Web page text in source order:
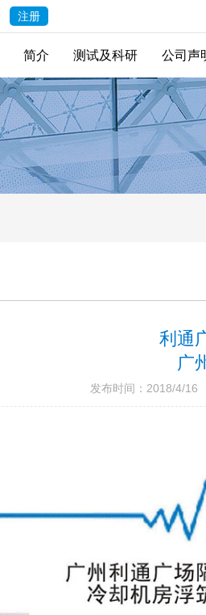
注册
简介 测试及科研 公司声
利通
广
发布时间：2018/4/